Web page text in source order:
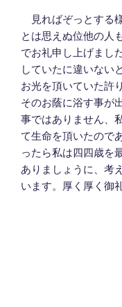
見ればぞっとする
とは思えぬ位他の人
でお礼申し上げまし
していたに違いない
お光を頂いていた許
そのお蔭に浴す事が
事ではありません、
て生命を頂いたので
ったら私は四四歳を
ありましょうに、考
います。厚く厚く御